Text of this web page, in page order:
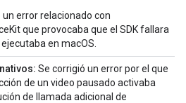
un error relacionado con
que provocaba que el SDK fallara
en macOS.
Se corrigió un error por el que
de un video pausado activaba
de llamada adicional de